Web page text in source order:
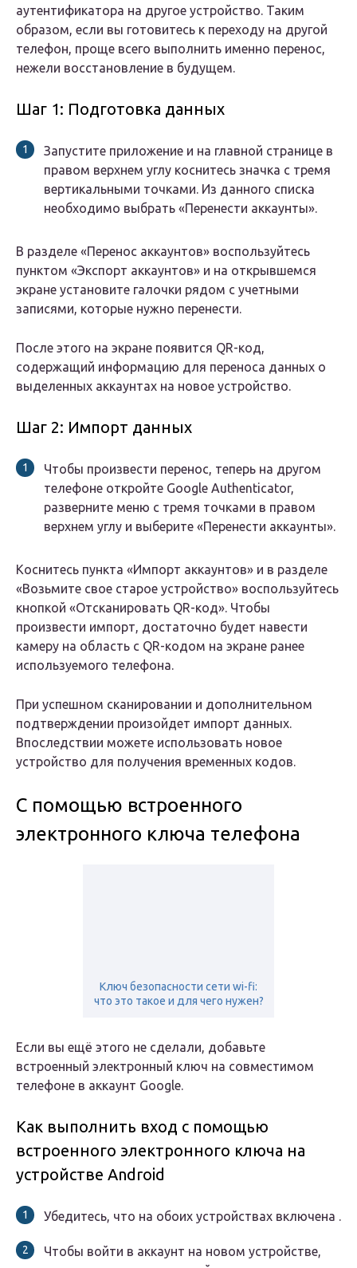
аутентификатора на другое устройство. Таким
образом, если вы готовитесь к переходу на другой
телефон, проще всего выполнить именно перенос,
нежели восстановление в будущем.
Шаг 1: Подготовка данных
Запустите приложение и на главной странице в
правом верхнем углу коснитесь значка с тремя
вертикальными точками. Из данного списка
необходимо выбрать «Перенести аккаунты».
В разделе «Перенос аккаунтов» воспользуйтесь
пунктом «Экспорт аккаунтов» и на открывшемся
экране установите галочки рядом с учетными
записями, которые нужно перенести.
После этого на экране появится QR-код,
содержащий информацию для переноса данных о
выделенных аккаунтах на новое устройство.
Шаг 2: Импорт данных
Чтобы произвести перенос, теперь на другом
телефоне откройте Google Authenticator,
разверните меню с тремя точками в правом
верхнем углу и выберите «Перенести аккаунты».
Коснитесь пункта «Импорт аккаунтов» и в разделе
«Возьмите свое старое устройство» воспользуйтесь
кнопкой «Отсканировать QR-код». Чтобы
произвести импорт, достаточно будет навести
камеру на область с QR-кодом на экране ранее
используемого телефона.
При успешном сканировании и дополнительном
подтверждении произойдет импорт данных.
Впоследствии можете использовать новое
устройство для получения временных кодов.
С помощью встроенного
электронного ключа телефона
Ключ безопасности сети wi-fi:
что это такое и для чего нужен?
Если вы ещё этого не сделали, добавьте
встроенный электронный ключ на совместимом
телефоне в аккаунт Google.
Как выполнить вход с помощью
встроенного электронного ключа на
устройстве Android
Убедитесь, что на обоих устройствах включена .
Чтобы войти в аккаунт на новом устройстве,